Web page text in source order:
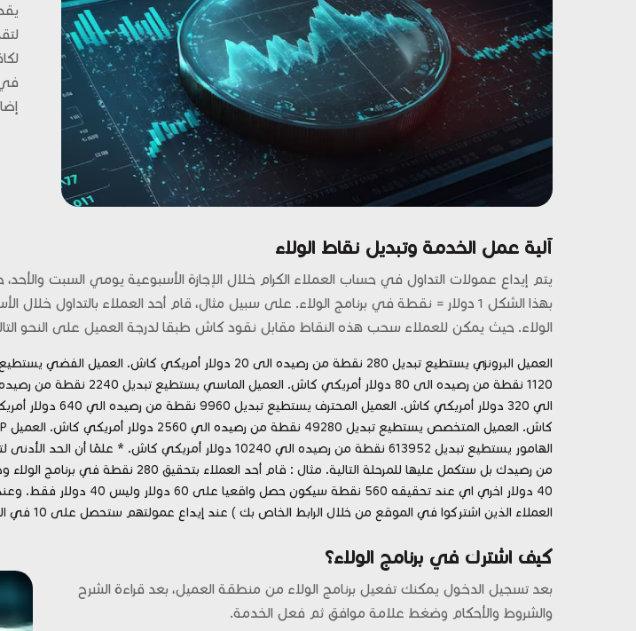
في
آلية عمل الخدمة وتبديل نقاط الولاء
يتم إيداع عمولات التداول في حساب العملاء الكرام خلال الإجازة الأسبوعية يومي السبت
الولاء. حيث يمكن للعملاء سحب هذه النقاط مقابل نقود كاش طبقا لدرجة العميل على النحو
العملاء الذين اشتركوا في الموقع من خلال الرابط الخاص بك ) عند إيداع عمولتهم ستحصل على 10 في المائة بالمثل من النقاط في برنامج الولاء الخاص بك.
كيف اشترك في برنامج الولاء؟
بعد تسجيل الدخول يمكنك تفعيل برنامج الولاء من منطقة العميل، بعد قراءة الشرح
والشروط والأحكام وضغط علامة موافق ثم فعل الخدمة.